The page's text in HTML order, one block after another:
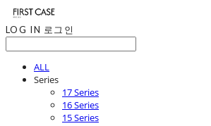
LOG IN 로그인
ALL
Series
17 Series
16 Series
15 Series